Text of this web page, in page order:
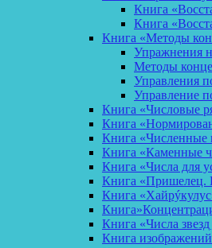
Книга
Книга
Книга «Методы
Упражнения
Методы
Управления
Управление
Книга «Числовые
Книга
Книга «Численные
Книга «Каменные
Книга «Числа для
Книга «Пришелец.
Книга
Книга «Числа
Книга